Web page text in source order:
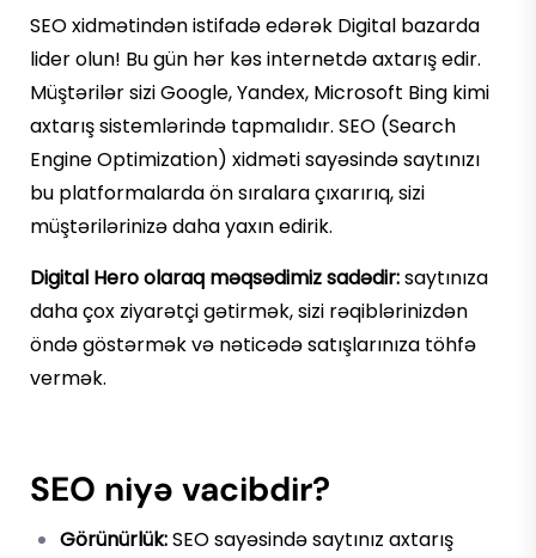
SEO xidmətindən istifadə edərək Digital bazarda
lider olun! Bu gün hər kəs internetdə axtarış edir.
Müştərilər sizi Google, Yandex, Microsoft Bing kimi
axtarış sistemlərində tapmalıdır. SEO (Search
Engine Optimization) xidməti sayəsində saytınızı
bu platformalarda ön sıralara çıxarırıq, sizi
müştərilərinizə daha yaxın edirik.
Digital Hero olaraq məqsədimiz sadədir:saytınıza
daha çox ziyarətçi gətirmək, sizi rəqiblərinizdən
öndə göstərmək və nəticədə satışlarınıza töhfə
vermək.
SEO niyə vacibdir?
Görünürlük:SEO sayəsində saytınız axtarış